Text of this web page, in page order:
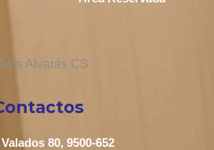
80, 9500-652